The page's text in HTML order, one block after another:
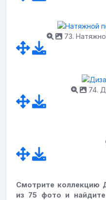
73.
74.
Смотрите коллекцию
из 75 фото и